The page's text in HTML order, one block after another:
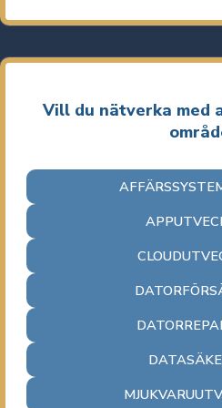
Vill du nätverka med